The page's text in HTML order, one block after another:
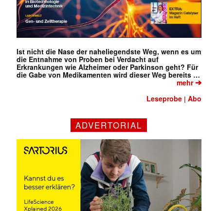
Ist nicht die Nase der naheliegendste Weg, wenn es um
die Entnahme von Proben bei Verdacht auf
Erkrankungen wie Alzheimer oder Parkinson geht? Für
die Gabe von Medikamenten wird dieser Weg bereits …
mehr➔
Leseprobe |Abo
ADVERTORIAL